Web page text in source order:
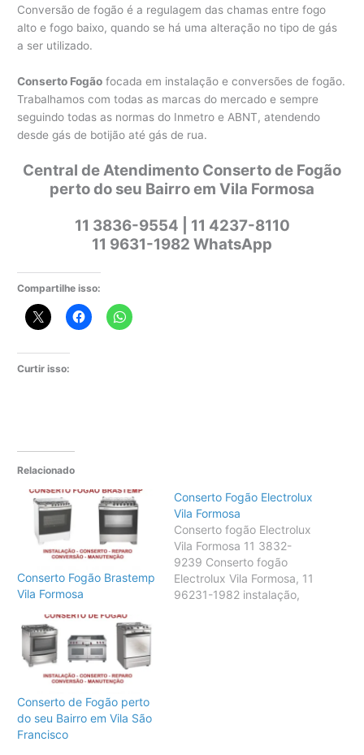
Conversão de fogão é a regulagem das chamas entre fogo
alto e fogo baixo, quando se há uma alteração no tipo de gás
a ser utilizado.
Conserto Fogão focada em instalação e conversões de fogão.
Trabalhamos com todas as marcas do mercado e sempre
seguindo todas as normas do Inmetro e ABNT, atendendo
desde gás de botijão até gás de rua.
Central de Atendimento Conserto de Fogão
perto do seu Bairro em Vila Formosa
11 3836-9554 | 11 4237-8110
11 9631-1982 WhatsApp
Compartilhe isso:
Curtir isso:
Relacionado
Conserto Fogão Brastemp
Vila Formosa
Conserto Fogão Electrolux
Vila Formosa
Conserto fogão Electrolux
Vila Formosa 11 3832-
9239 Conserto fogão
Electrolux Vila Formosa, 11
96231-1982 instalação,
Conserto de Fogão perto
do seu Bairro em Vila São
Francisco